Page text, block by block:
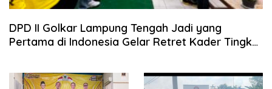
DPD II Golkar Lampung Tengah Jadi yang
Pertama di Indonesia Gelar Retret Kader Tingkat